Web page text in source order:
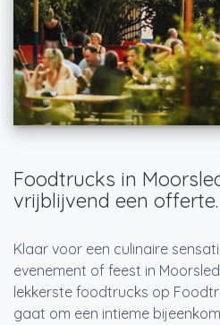
Foodtrucks in
vrijblijvend een offerte.
Klaar voor een culinaire
evenement of feest in
lekkerste foodtrucks op
gaat om een intieme